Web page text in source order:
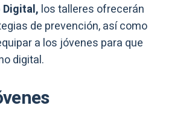
Digital, los talleres ofrecerán
de prevención, así como
a los jóvenes para que
digital.